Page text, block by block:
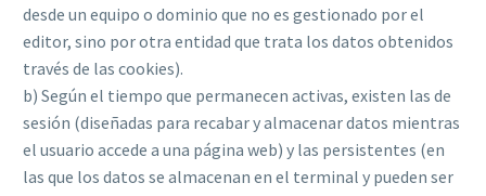
desde un equipo o dominio que no es gestionado por el
editor, sino por otra entidad que trata los datos obtenidos
través de las cookies).
b) Según el tiempo que permanecen activas, existen las de
sesión (diseñadas para recabar y almacenar datos mientras
el usuario accede a una página web) y las persistentes (en
las que los datos se almacenan en el terminal y pueden ser